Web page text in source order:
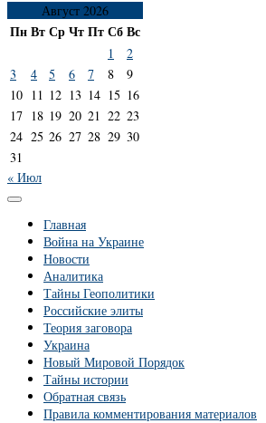
Август 2026
ПнВтСрЧтПтСбВс
1
2
3
4 5 6 7 8
9
10 11 12 13 14 15 16
17 18 19 20 21 22 23
24 25 26 27 28 29 30
31
« Июл
Главная
Война на Украине
Новости
Аналитика
Тайны Геополитики
Российские элиты
Теория заговора
Украина
Новый Мировой Порядок
Тайны истории
Обратная связь
Правила комментирования материалов